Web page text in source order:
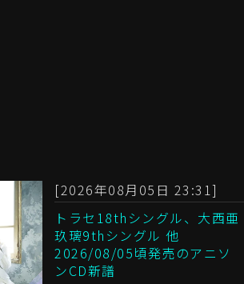
[2026年08月05日 23:31]
トラセ18thシングル、大西亜
玖璃9thシングル 他
2026/08/05頃発売のアニソ
ンCD新譜